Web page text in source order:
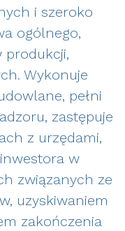
i szeroko
ogólnego,
produkcji,
Wykonuje
pełni
zastępuje
z urzędami,
w
związanych ze
uzyskiwaniem
zakończenia